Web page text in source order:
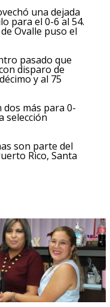
una dejada
para el 0-6 al 54.
Ovalle puso el
pasado que
disparo de
y al 75
dos más para 0-
selección
son parte del
Rico, Santa